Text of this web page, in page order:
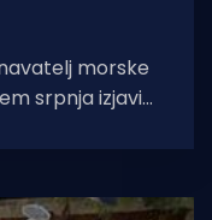
morske
srpnja izjavio